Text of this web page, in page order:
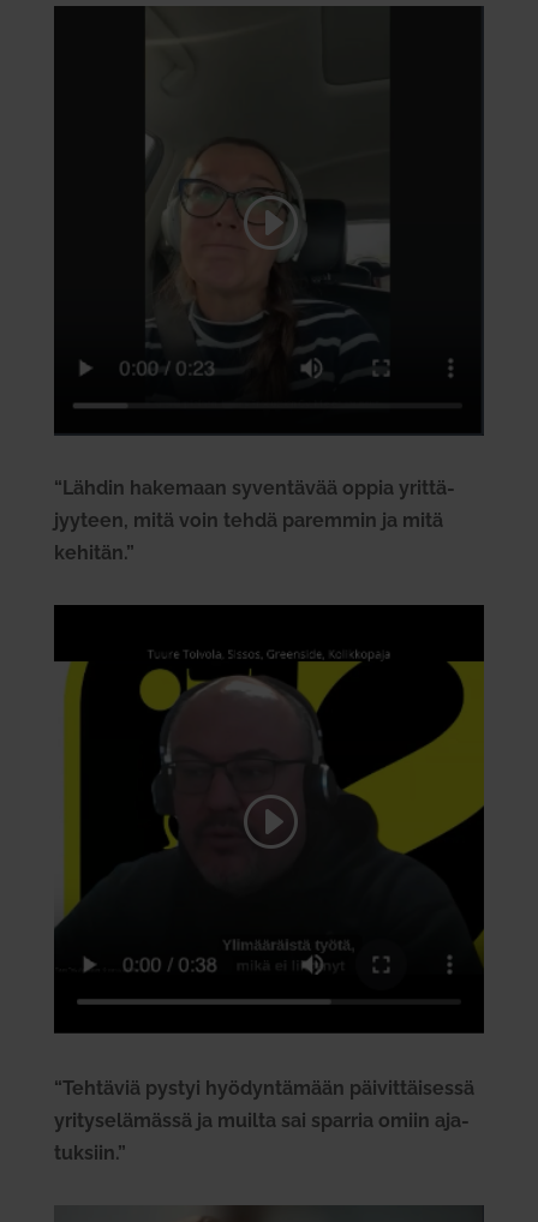
“Lähdin hakemaan syven­tävää oppia yrit­tä­
jyyteen, mitä voin tehdä paremmin ja mitä
kehitän.”
“Teh­täviä pystyi hyö­dyn­tämään päi­vit­täi­sessä
yri­ty­se­lä­mässä ja muilta sai sparria omiin aja­
tuksiin.”